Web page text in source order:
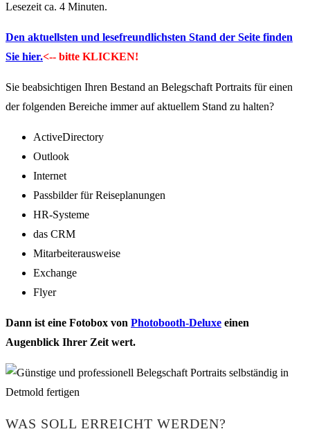
Lesezeit ca. 4 Minuten.
Den aktuellsten und lesefreundlichsten Stand der Seite finden
Sie hier.<-- bitte KLICKEN!
Sie beabsichtigen Ihren Bestand an Belegschaft Portraits für einen
der folgenden Bereiche immer auf aktuellem Stand zu halten?
ActiveDirectory
Outlook
Internet
Passbilder für Reiseplanungen
HR-Systeme
das CRM
Mitarbeiterausweise
Exchange
Flyer
Dann ist eine Fotobox von Photobooth-Deluxe einen
Augenblick Ihrer Zeit wert.
WAS SOLL ERREICHT WERDEN?